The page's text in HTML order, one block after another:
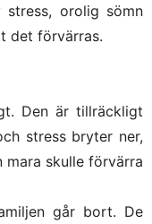
stress, orolig sömn
det förvärras.
Den är tillräckligt
stress bryter ner,
skulle förvärra
går bort. De